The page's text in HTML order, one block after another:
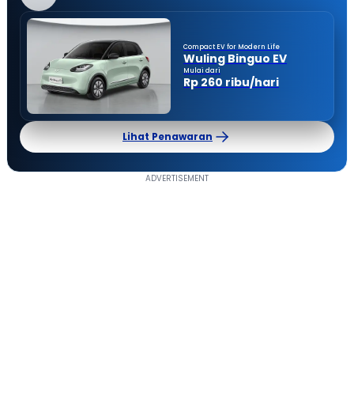
Compact EV for Modern Life
Wuling Binguo EV
Mulai dari
Rp 260 ribu/hari
Lihat Penawaran